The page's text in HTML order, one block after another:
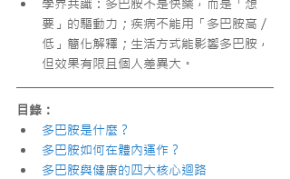
學界共識：多巴胺不是快樂，而是「想
要」的驅動力；疾病不能用「多巴胺高／
低」簡化解釋；生活方式能影響多巴胺，
但效果有限且個人差異大。
目錄：
多巴胺是什麼？
多巴胺如何在體內運作？
多巴胺與健康的四大核心迴路